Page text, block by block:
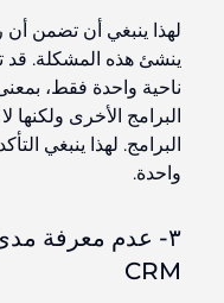
لهذا ينبغي أن تضمن أن
ينشئ هذه المشكلة. قد
ناحية واحدة فقط،
البرامج الأخرى ولكنها
البرامج. لهذا ينبغي
واحدة.
٣- عدم معرفة
CRM